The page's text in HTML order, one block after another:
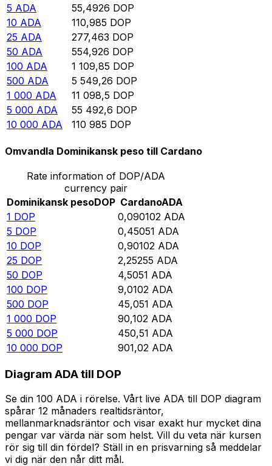
5 ADA 55,4926 DOP
10 ADA 110,985 DOP
25 ADA 277,463 DOP
50 ADA 554,926 DOP
100 ADA 1 109,85 DOP
500 ADA 5 549,26 DOP
1 000 ADA 11 098,5 DOP
5 000 ADA 55 492,6 DOP
10 000 ADA 110 985 DOP
Omvandla Dominikansk peso till Cardano
Rate information of DOP/ADA
currency pair
Dominikansk pesoDOP CardanoADA
1 DOP 0,090102 ADA
5 DOP 0,45051 ADA
10 DOP 0,90102 ADA
25 DOP 2,25255 ADA
50 DOP 4,5051 ADA
100 DOP 9,0102 ADA
500 DOP 45,051 ADA
1 000 DOP 90,102 ADA
5 000 DOP 450,51 ADA
10 000 DOP 901,02 ADA
Diagram ADA till DOP
Se din 100 ADA i rörelse. Vårt live ADA till DOP diagram
spårar 12 månaders realtidsräntor,
mellanmarknadsräntor och visar exakt hur mycket dina
pengar var värda när som helst. Vill du veta när kursen
rör sig till din fördel? Ställ in en prisvarning så meddelar
vi dig när den når ditt mål.